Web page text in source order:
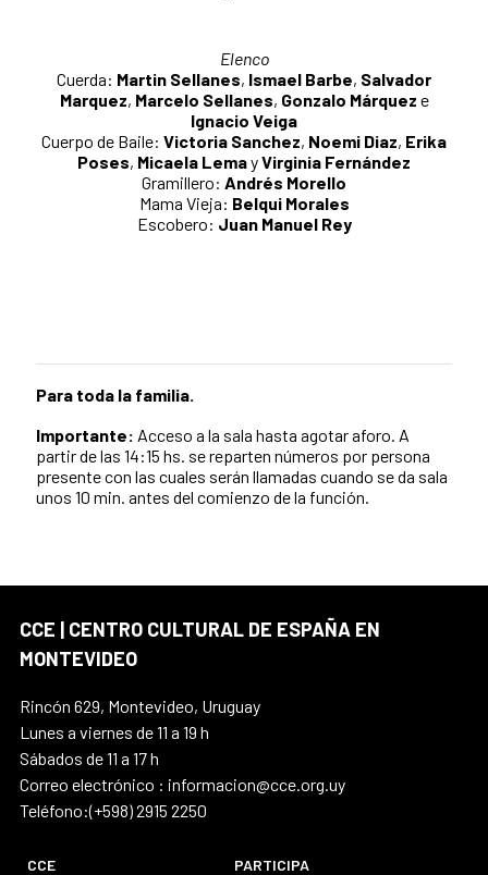
Elenco
Cuerda: Martin Sellanes, Ismael Barbe, Salvador
Marquez, Marcelo Sellanes, Gonzalo Márquez e
Ignacio Veiga
Cuerpo de Baile: Victoria Sanchez, Noemi Diaz, Erika
Poses, Micaela LemayVirginia Fernández
Gramillero: Andrés Morello
Mama Vieja: Belqui Morales
Escobero: Juan Manuel Rey
Para toda la familia.
Importante: Acceso a la sala hasta agotar aforo. A
partir de las 14:15 hs. se reparten números por persona
presente con las cuales serán llamadas cuando se da sala
unos 10 min. antes del comienzo de la función.
CCE | CENTRO CULTURAL DE ESPAÑA EN
MONTEVIDEO
Rincón 629, Montevideo, Uruguay
Lunes a viernes de 11 a 19 h
Sábados de 11 a 17 h
Correo electrónico : informacion@cce.org.uy
Teléfono:(+598) 2915 2250
CCE PARTICIPA